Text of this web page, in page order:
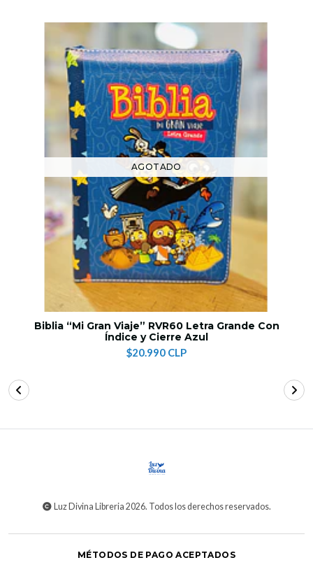
AGOTADO
Biblia “Mi Gran Viaje” RVR60 Letra Grande Con
Índice y Cierre Azul
$20.990 CLP
Luz Divina Libreria 2026. Todos los derechos reservados.
MÉTODOS DE PAGO ACEPTADOS